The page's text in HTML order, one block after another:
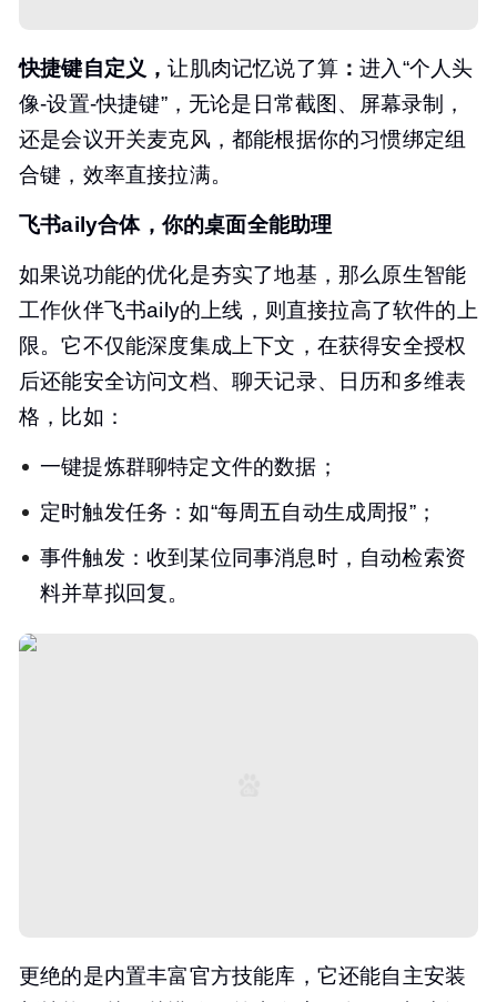
快捷键自定义，让肌肉记忆说了算 ：进入“个人头
像-设置-快捷键”，无论是日常截图、屏幕录制，
还是会议开关麦克风，都能根据你的习惯绑定组
合键，效率直接拉满。
飞书aily合体，你的桌面全能助理
如果说功能的优化是夯实了地基，那么原生智能
工作伙伴飞书aily的上线，则直接拉高了软件的上
限。它不仅能深度集成上下文，在获得安全授权
后还能安全访问文档、聊天记录、日历和多维表
格，比如：
一键提炼群聊特定文件的数据；
定时触发任务：如“每周五自动生成周报”；
事件触发：收到某位同事消息时，自动检索资
料并草拟回复。
更绝的是内置丰富官方技能库，它还能自主安装